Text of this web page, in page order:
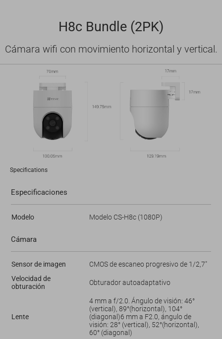
H8c Bundle (2PK)
Cámara wifi con movimiento horizontal y vertical.
Specifications
Especificaciones
Modelo Modelo CS-H8c (1080P)
Cámara
Sensor de imagen
CMOS de escaneo progresivo de 1/2,7"
Velocidad de
obturación
Obturador autoadaptativo
Lente
4 mm a f/2.0. Ángulo de visión: 46°
(vertical), 89°(horizontal), 104°
(diagonal)6 mm a F2.0, ángulo de
visión: 28° (vertical), 52°(horizontal),
60° (diagonal)